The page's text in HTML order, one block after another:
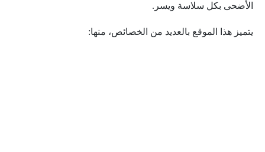
الأضحى بكل سلاسة ويسر.
يتميز هذا الموقع بالعديد من الخصائص، منها: